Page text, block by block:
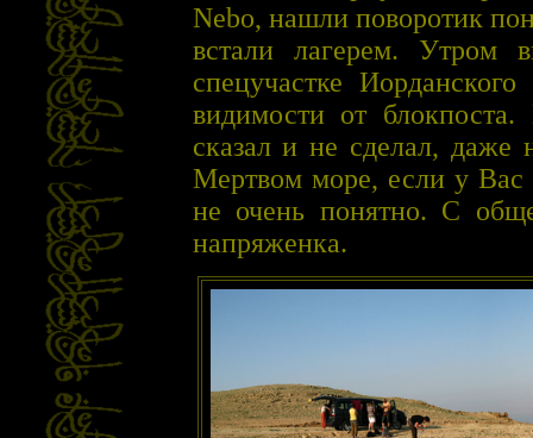
Nebo, нашли поворотик
встали лагерем. Утром
спецучастке
видимости от
сказал и не сделал, даже
Мертвом море, если у
не очень понятно. С
напряженка.